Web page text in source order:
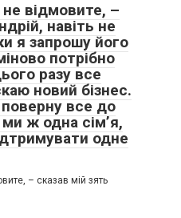
відмовите, –
навіть не
я запрошу його
потрібно
разу все
новий бізнес.
поверну все до
ми ж одна сім’я,
одне
– сказав мій зять